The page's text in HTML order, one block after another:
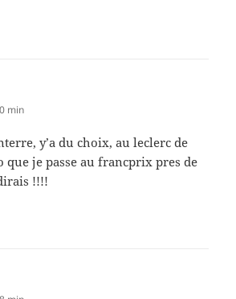
min
y’a du choix, au leclerc de
que je passe au francprix pres de
!!!!